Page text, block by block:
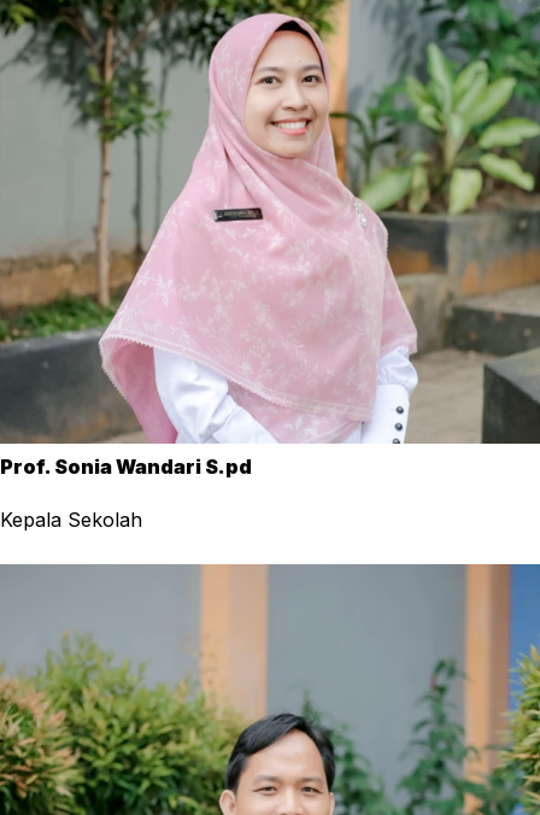
Prof. Sonia Wandari S.pd
Kepala Sekolah